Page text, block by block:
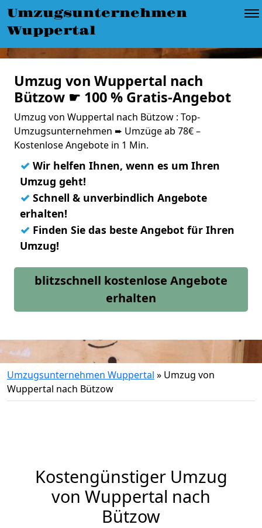
Umzugsunternehmen
Wuppertal
Umzug von Wuppertal nach
Bützow ☛ 100 % Gratis-Angebot
Umzug von Wuppertal nach Bützow : Top-
Umzugsunternehmen ➨ Umzüge ab 78€ –
Kostenlose Angebote in 1 Min.
✓ Wir helfen Ihnen, wenn es um Ihren
Umzug geht!
✓ Schnell & unverbindlich Angebote
erhalten!
✓ Finden Sie das beste Angebot für Ihren
Umzug!
blitzschnell kostenlose Angebote
erhalten
Umzugsunternehmen Wuppertal » Umzug von
Wuppertal nach Bützow
Kostengünstiger Umzug
von Wuppertal nach
Bützow